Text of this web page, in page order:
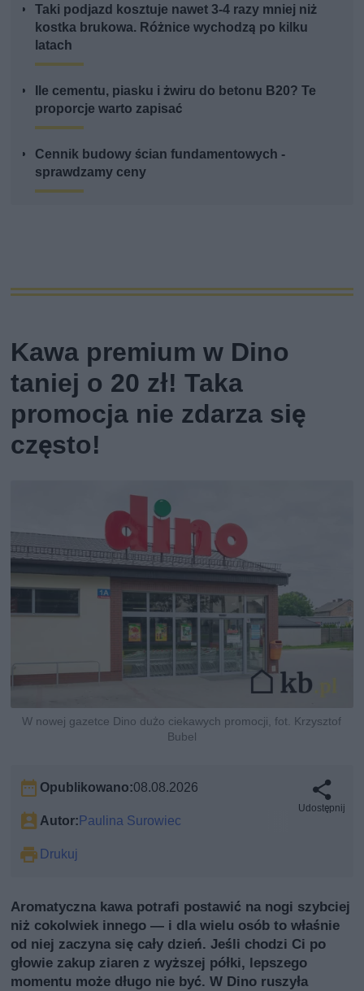
Taki podjazd kosztuje nawet 3-4 razy mniej niż
kostka brukowa. Różnice wychodzą po kilku
latach
Ile cementu, piasku i żwiru do betonu B20? Te
proporcje warto zapisać
Cennik budowy ścian fundamentowych -
sprawdzamy ceny
Kawa premium w Dino
taniej o 20 zł! Taka
promocja nie zdarza się
często!
W nowej gazetce Dino dużo ciekawych promocji, fot. Krzysztof
Bubel
Opublikowano:08.08.2026
Autor: Paulina Surowiec
Drukuj
Udostępnij
Aromatyczna kawa potrafi postawić na nogi szybciej
niż cokolwiek innego — i dla wielu osób to właśnie
od niej zaczyna się cały dzień. Jeśli chodzi Ci po
głowie zakup ziaren z wyższej półki, lepszego
momentu może długo nie być. W Dino ruszyła